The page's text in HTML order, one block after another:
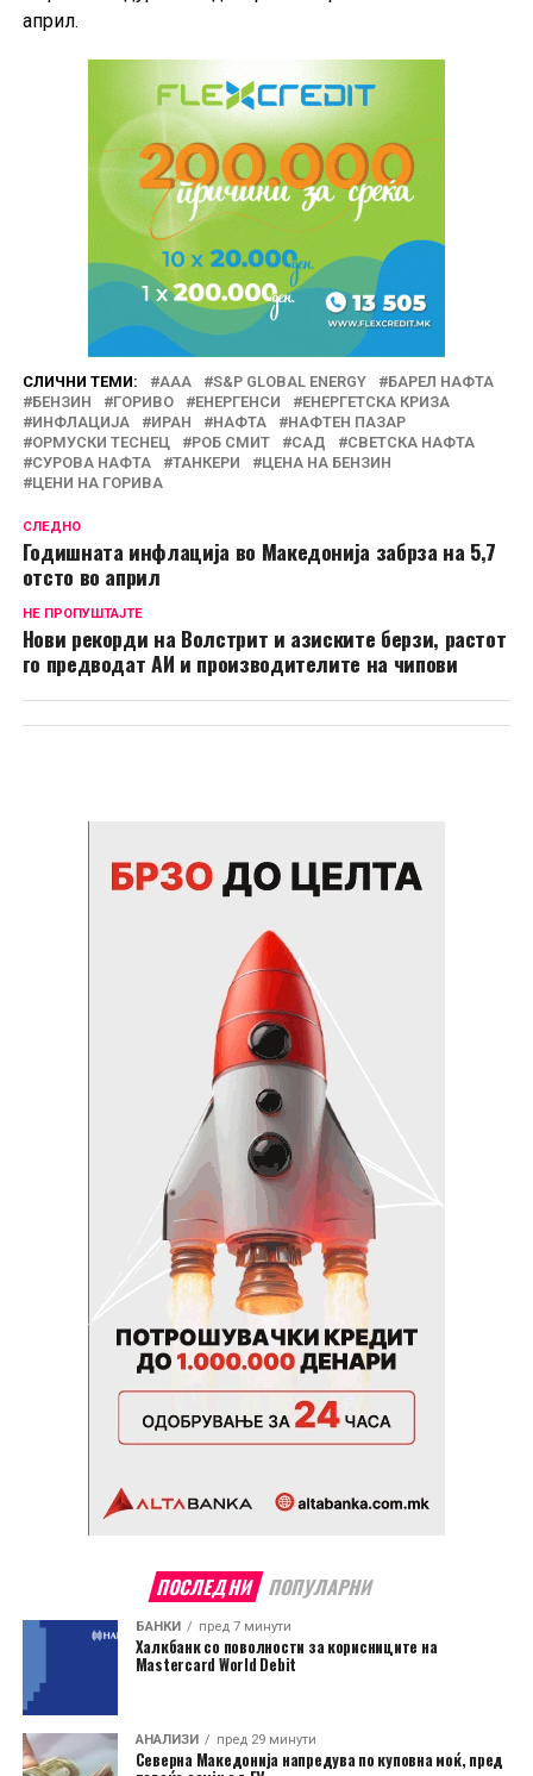
април.
СЛИЧНИ ТЕМИ: AAA S&P GLOBAL ENERGY
БАРЕЛ НАФТА
БЕНЗИН
ГОРИВО ЕНЕРГЕНСИ
ЕНЕРГЕТСКА КРИЗА
ИНФЛАЦИЈА
ИРАН НАФТА
НАФТЕН ПАЗАР
ОРМУСКИ ТЕСНЕЦ
РОБ СМИТ САД
СВЕТСКА НАФТА
СУРОВА НАФТА
ТАНКЕРИ
ЦЕНА НА БЕНЗИН
ЦЕНИ НА ГОРИВА
СЛЕДНО
Годишната инфлација во Македонија забрза на 5,7
отсто во април
НЕ ПРОПУШТАЈТЕ
Нови рекорди на Волстрит и азиските берзи, растот
го предводат АИ и производителите на чипови
ПОСЛЕДНИ ПОПУЛАРНИ
БАНКИ пред 7 минути
Халкбанк со поволности за корисниците на
Mastercard World Debit
АНАЛИЗИ пред 29 минути
Северна Македонија напредува по куповна моќ, пред